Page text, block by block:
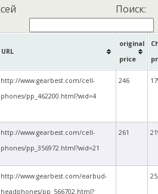
Поиск:
URL
original
price
http://www.gearbest.com/cell-
phones/pp_462200.html?wid=4
246
http://www.gearbest.com/cell-
phones/pp_356972.html?wid=21
261
http://www.gearbest.com/earbud-
headphones/pp_566702.html?